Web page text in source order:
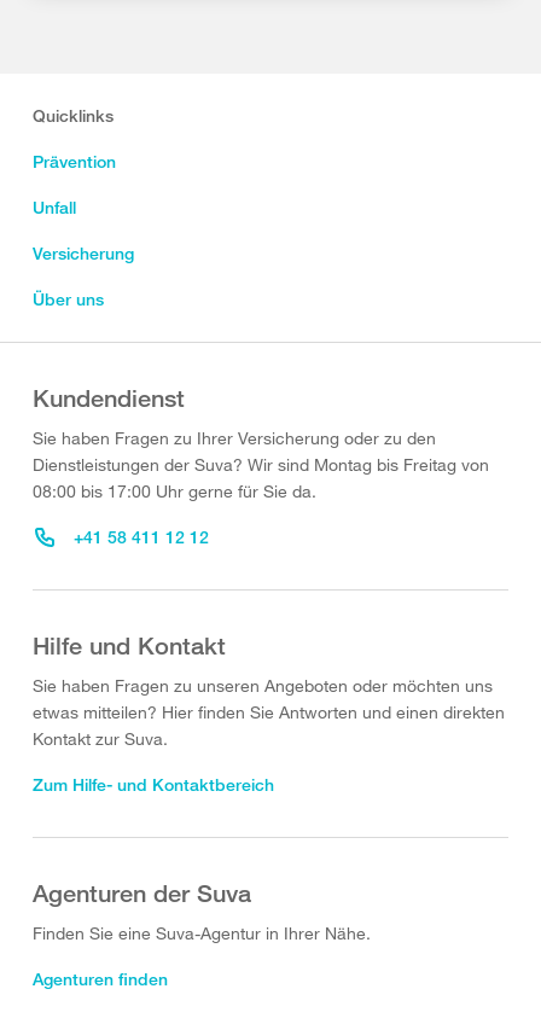
Quicklinks
Prävention
Unfall
Versicherung
Über uns
Kundendienst
Sie haben Fragen zu Ihrer Versicherung oder zu den
Dienstleistungen der Suva? Wir sind Montag bis Freitag von
08:00 bis 17:00 Uhr gerne für Sie da.
+41 58 411 12 12
Hilfe und Kontakt
Sie haben Fragen zu unseren Angeboten oder möchten uns
etwas mitteilen? Hier finden Sie Antworten und einen direkten
Kontakt zur Suva.
Zum Hilfe- und Kontaktbereich
Agenturen der Suva
Finden Sie eine Suva-Agentur in Ihrer Nähe.
Agenturen finden